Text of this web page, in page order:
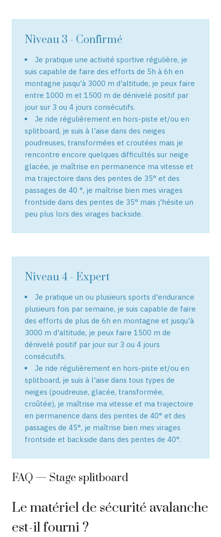
Niveau 3 - Confirmé
Je pratique une activité sportive régulière, je
suis capable de faire des efforts de 5h à 6h en
montagne jusqu'à 3000 m d'altitude, je peux faire
entre 1000 m et 1500 m de dénivelé positif par
jour sur 3 ou 4 jours consécutifs.
Je ride régulièrement en hors-piste et/ou en
splitboard, je suis à l'aise dans des neiges
poudreuses, transformées et croutées mais je
rencontre encore quelques difficultés sur neige
glacée, je maîtrise en permanence ma vitesse et
ma trajectoire dans des pentes de 35° et des
passages de 40 °, je maîtrise bien mes virages
frontside dans des pentes de 35° mais j'hésite un
peu plus lors des virages backside.
Niveau 4 - Expert
Je pratique un ou plusieurs sports d'endurance
plusieurs fois par semaine, je suis capable de faire
des efforts de plus de 6h en montagne et jusqu'à
3000 m d'altitude, je peux faire 1500 m de
dénivelé positif par jour sur 3 ou 4 jours
consécutifs.
Je ride régulièrement en hors-piste et/ou en
splitboard, je suis à l'aise dans tous types de
neiges (poudreuse, glacée, transformée,
croûtée), je maîtrise ma vitesse et ma trajectoire
en permanence dans des pentes de 40° et des
passages de 45°, je maîtrise bien mes virages
frontside et backside dans des pentes de 40°.
FAQ — Stage splitboard
Le matériel de sécurité avalanche
est-il fourni ?